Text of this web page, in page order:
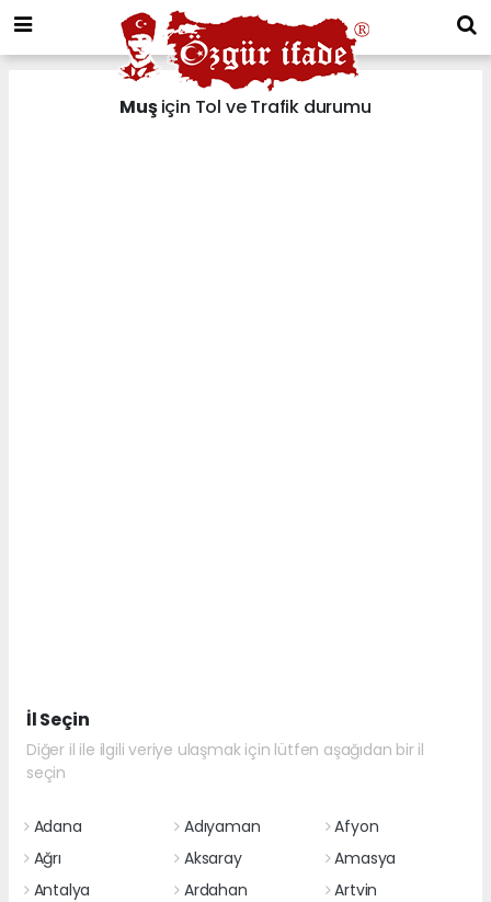
Muşiçin Tol ve Trafik durumu
İl Seçin
Diğer il ile ilgili veriye ulaşmak için lütfen aşağıdan bir il
seçin
Adana Adıyaman
Afyon
Ağrı
Aksaray
Amasya
Antalya
Ardahan
Artvin